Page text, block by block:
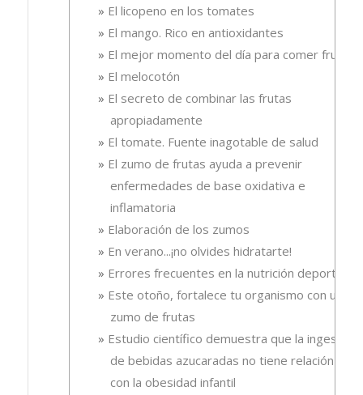
El licopeno en los tomates
El mango. Rico en antioxidantes
El mejor momento del día para comer fruta
El melocotón
El secreto de combinar las frutas
apropiadamente
El tomate. Fuente inagotable de salud
El zumo de frutas ayuda a prevenir
enfermedades de base oxidativa e
inflamatoria
Elaboración de los zumos
En verano...¡no olvides hidratarte!
Errores frecuentes en la nutrición deportiva
Este otoño, fortalece tu organismo con un
zumo de frutas
Estudio científico demuestra que la ingesta
de bebidas azucaradas no tiene relación
con la obesidad infantil